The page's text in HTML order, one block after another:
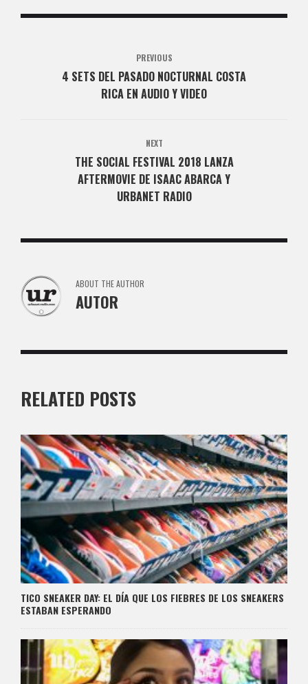
PREVIOUS
4 SETS DEL PASADO NOCTURNAL COSTA
RICA EN AUDIO Y VIDEO
NEXT
THE SOCIAL FESTIVAL 2018 LANZA
AFTERMOVIE DE ISAAC ABARCA Y
URBANET RADIO
ABOUT THE AUTHOR
AUTOR
RELATED POSTS
TICO SNEAKER DAY: EL DÍA QUE LOS FIEBRES DE LOS SNEAKERS
ESTABAN ESPERANDO